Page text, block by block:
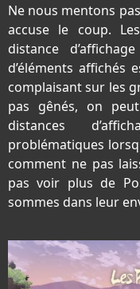
Ne nous mentons
accuse le coup.
distance
d’éléments affichés
complaisant sur les
pas gênés, on
distances
problématiques
comment ne pas
pas voir plus de
sommes dans leur